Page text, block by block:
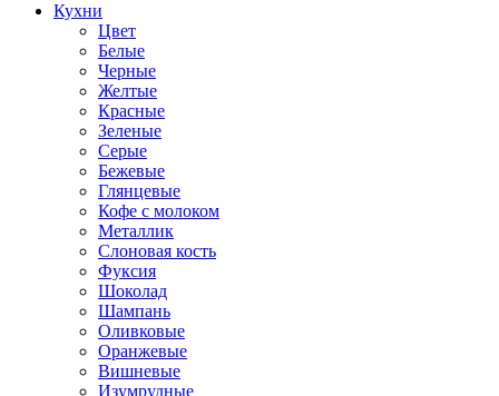
Кухни
Цвет
Белые
Черные
Желтые
Красные
Зеленые
Серые
Бежевые
Глянцевые
Кофе с молоком
Металлик
Слоновая кость
Фуксия
Шоколад
Шампань
Оливковые
Оранжевые
Вишневые
Изумрудные